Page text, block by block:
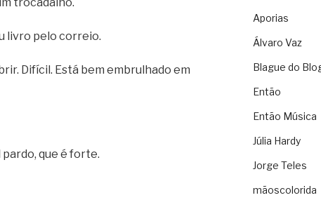
livro pelo correio.
Difícil. Está bem embrulhado em
que é forte.
Aporias
Álvaro Vaz
Blague do
Então
Então Música
Júlia Hardy
Jorge Teles
mãoscolorida